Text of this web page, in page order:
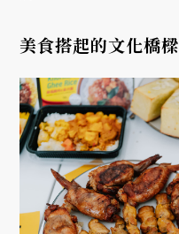
美食搭起的文化橋樑